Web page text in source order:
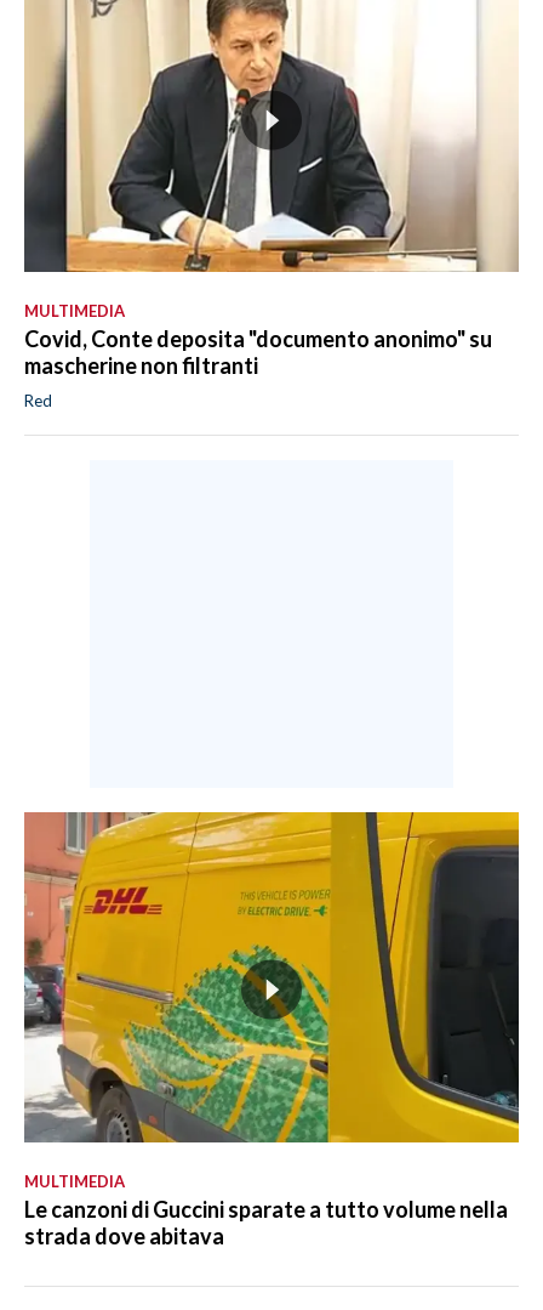
MULTIMEDIA
Covid, Conte deposita "documento anonimo" su
mascherine non filtranti
Red
MULTIMEDIA
Le canzoni di Guccini sparate a tutto volume nella
strada dove abitava